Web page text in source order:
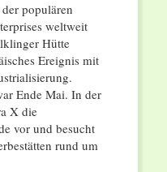
populären
weltweit
Hütte
Ereignis mit
Ende Mai. In der
X die
vor und besucht
rund um